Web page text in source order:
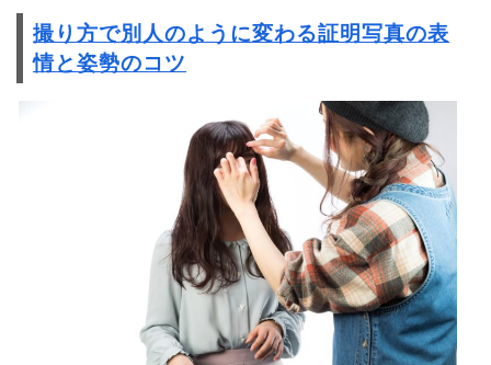
撮り方で別人のように変わる証明写真の表
情と姿勢のコツ